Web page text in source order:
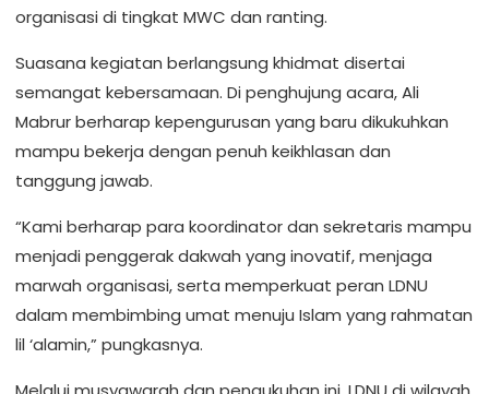
organisasi di tingkat MWC dan ranting.
Suasana kegiatan berlangsung khidmat disertai
semangat kebersamaan. Di penghujung acara, Ali
Mabrur berharap kepengurusan yang baru dikukuhkan
mampu bekerja dengan penuh keikhlasan dan
tanggung jawab.
“Kami berharap para koordinator dan sekretaris mampu
menjadi penggerak dakwah yang inovatif, menjaga
marwah organisasi, serta memperkuat peran LDNU
dalam membimbing umat menuju Islam yang rahmatan
lil ‘alamin,” pungkasnya.